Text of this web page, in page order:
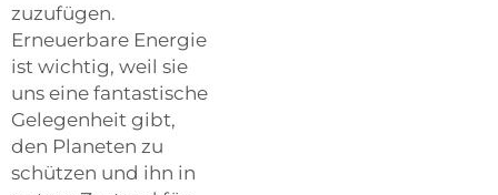
zuzufügen.
Erneuerbare Energie
ist wichtig, weil sie
uns eine fantastische
Gelegenheit gibt,
den Planeten zu
schützen und ihn in